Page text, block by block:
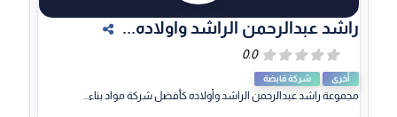
راشد عبدالرحمن الراشد واولاده...
أخرى شركة قابضة
مجموعة راشد عبدالرحمن الراشد وأولاده كأفضل شركة مواد بناء...